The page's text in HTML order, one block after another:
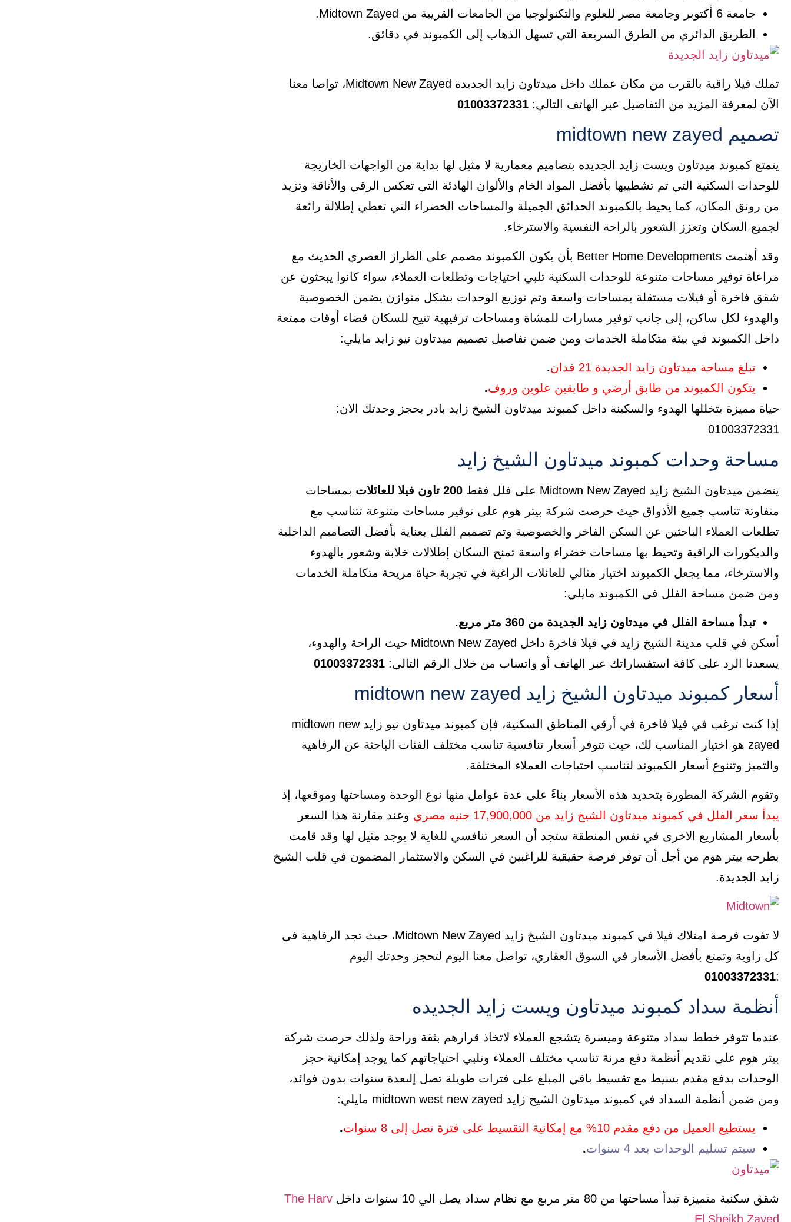
جامعة 6 أكتوبر وجامعة مصر للعلوم والتكنولوجيا من الجامعات القريبة من Midtown Zayed.
الطريق الدائري من الطرق السريعة التي تسهل الذهاب إلى الكمبوند في دقائق.
تملك فيلا راقية بالقرب من مكان عملك داخل ميدتاون زايد الجديدة Midtown New Zayed، تواصا معنا
الآن لمعرفة المزيد من التفاصيل عبر الهاتف التالي: 01003372331
تصميم midtown new zayed
يتمتع كمبوند ميدتاون ويست زايد الجديده بتصاميم معمارية لا مثيل لها بداية من الواجهات الخاريجة
للوحدات السكنية التي تم تشطيبها بأفضل المواد الخام والألوان الهادئة التي تعكس الرقي والأناقة وتزيد
من رونق المكان، كما يحيط بالكمبوند الحدائق الجميلة والمساحات الخضراء التي تعطي إطلالة رائعة
لجميع السكان وتعزز الشعور بالراحة النفسية والاسترخاء.
وقد أهتمت Better Home Developments بأن يكون الكمبوند مصمم على الطراز العصري الحديث مع
مراعاة توفير مساحات متنوعة للوحدات السكنية تلبي احتياجات وتطلعات العملاء، سواء كانوا يبحثون عن
شقق فاخرة أو فيلات مستقلة بمساحات واسعة وتم توزيع الوحدات بشكل متوازن يضمن الخصوصية
والهدوء لكل ساكن، إلى جانب توفير مسارات للمشاة ومساحات ترفيهية تتيح للسكان قضاء أوقات ممتعة
داخل الكمبوند في بيئة متكاملة الخدمات ومن ضمن تفاصيل تصميم ميدتاون نيو زايد مايلي:
تبلغ مساحة ميدتاون زايد الجديدة 21 فدان
.
يتكون الكمبوند من طابق أرضي و طابقين علوين وروف.
حياة مميزة يتخللها الهدوء والسكينة داخل كمبوند ميدتاون الشيخ زايد بادر بحجز وحدتك الان:
01003372331
مساحة وحدات كمبوند ميدتاون الشيخ زايد
يتضمن ميدتاون الشيخ زايد Midtown New Zayed على فلل فقط
بمساحات
متفاوتة تناسب جميع الأذواق حيث حرصت شركة بيتر هوم على توفير مساحات متنوعة تتناسب مع
تطلعات العملاء الباحثين عن السكن الفاخر والخصوصية وتم تصميم الفلل بعناية بأفضل التصاميم الداخلية
والديكورات الراقية وتحيط بها مساحات خضراء واسعة تمنح السكان إطلالات خلابة وشعور بالهدوء
والاسترخاء، مما يجعل الكمبوند اختيار مثالي للعائلات الراغبة في تجربة حياة مريحة متكاملة الخدمات
ومن ضمن مساحة الفلل في الكمبوند مايلي:
تبدأ مساحة الفلل في ميدتاون زايد الجديدة من 360 متر مربع.
أسكن في قلب مدينة الشيخ زايد في فيلا فاخرة داخل Midtown New Zayed حيث الراحة والهدوء،
يسعدنا الرد على كافة استفساراتك عبر الهاتف أو واتساب من خلال الرقم التالي: 01003372331
أسعار كمبوند ميدتاون الشيخ زايد midtown new zayed
إذا كنت ترغب في فيلا فاخرة في أرقي المناطق السكنية، فإن كمبوند ميدتاون نيو زايد midtown new
zayed هو اختيار المناسب لك، حيث تتوفر أسعار تنافسية تناسب مختلف الفئات الباحثة عن الرفاهية
والتميز وتتنوع أسعار الكمبوند لتناسب احتياجات العملاء المختلفة.
وتقوم الشركة المطورة بتحديد هذه الأسعار بناءً على عدة عوامل منها نوع الوحدة ومساحتها وموقعها، إذ
يبدأ سعر الفلل في كمبوند ميدتاون الشيخ زايد من 17,900,000 جنيه مصري
وعند مقارنة هذا السعر
بأسعار المشاريع الاخرى في نفس المنطقة ستجد أن السعر تنافسي للغاية لا يوجد مثيل لها وقد قامت
بطرحه بيتر هوم من أجل أن توفر فرصة حقيقية للراغبين في السكن والاستثمار المضمون في قلب الشيخ
زايد الجديدة.
لا تفوت فرصة امتلاك فيلا في كمبوند ميدتاون الشيخ زايد Midtown New Zayed، حيث تجد الرفاهية في
كل زاوية وتمتع بأفضل الأسعار في السوق العقاري، تواصل معنا اليوم لتحجز وحدتك اليوم
:
01003372331
أنظمة سداد كمبوند ميدتاون ويست زايد الجديده
عندما تتوفر خطط سداد متنوعة وميسرة يتشجع العملاء لاتخاذ قرارهم بثقة وراحة ولذلك حرصت شركة
بيتر هوم على تقديم أنظمة دفع مرنة تناسب مختلف العملاء وتلبي احتياجاتهم كما يوجد إمكانية حجز
الوحدات بدفع مقدم بسيط مع تقسيط باقي المبلغ على فترات طويلة تصل إلىعدة سنوات بدون فوائد،
ومن ضمن أنظمة السداد في كمبوند ميدتاون الشيخ زايد midtown west new zayed مايلي:
يستطيع العميل من دفع مقدم 10% مع إمكانية التقسيط على فترة تصل إلى 8 سنوات
.
سيتم تسليم الوحدات بعد 4 سنوات
.
شقق سكنية متميزة تبدأ مساحتها من 80 متر مربع مع نظام سداد يصل الي 10 سنوات داخل
The Harv
El Sheikh Zayed